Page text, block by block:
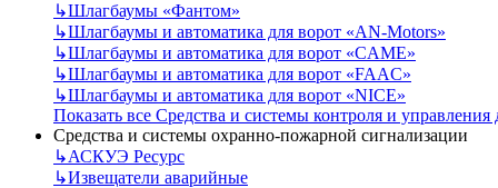
↳Шлагбаумы «Фантом»
↳Шлагбаумы и автоматика для ворот «AN-Motors»
↳Шлагбаумы и автоматика для ворот «CAME»
↳Шлагбаумы и автоматика для ворот «FAAC»
↳Шлагбаумы и автоматика для ворот «NICE»
Показать все Средства и системы контроля и управления
Средства и системы охранно-пожарной сигнализации
↳АСКУЭ Ресурс
↳Извещатели аварийные